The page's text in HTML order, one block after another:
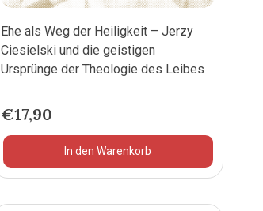
Ehe als Weg der Heiligkeit – Jerzy
Ciesielski und die geistigen
Ursprünge der Theologie des Leibes
€17,90
In den Warenkorb